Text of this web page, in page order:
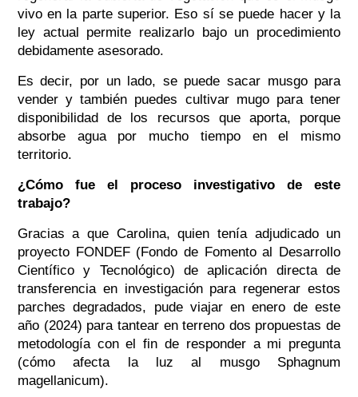
vivo en la parte superior. Eso sí se puede hacer y la
ley actual permite realizarlo bajo un procedimiento
debidamente asesorado.
Es decir, por un lado, se puede sacar musgo para
vender y también puedes cultivar mugo para tener
disponibilidad de los recursos que aporta, porque
absorbe agua por mucho tiempo en el mismo
territorio.
¿Cómo fue el proceso investigativo de este
trabajo?
Gracias a que Carolina, quien tenía adjudicado un
proyecto FONDEF (Fondo de Fomento al Desarrollo
Científico y Tecnológico) de aplicación directa de
transferencia en investigación para regenerar estos
parches degradados, pude viajar en enero de este
año (2024) para tantear en terreno dos propuestas de
metodología con el fin de responder a mi pregunta
(cómo afecta la luz al musgo Sphagnum
magellanicum).